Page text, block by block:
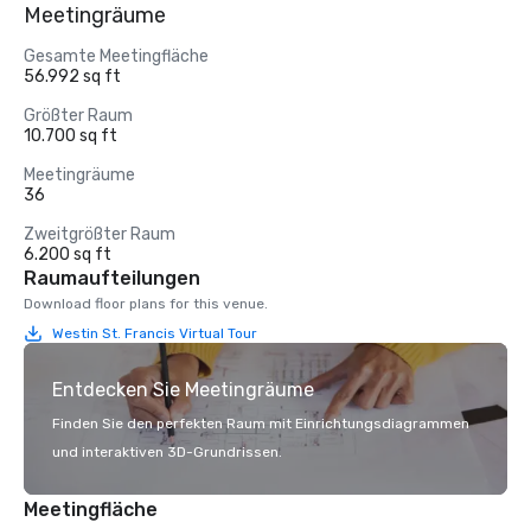
Meetingräume
Gesamte Meetingfläche
56.992 sq ft
Größter Raum
10.700 sq ft
Meetingräume
36
Zweitgrößter Raum
6.200 sq ft
Raumaufteilungen
Download floor plans for this venue.
Westin St. Francis Virtual Tour
Entdecken Sie Meetingräume
Finden Sie den perfekten Raum mit Einrichtungsdiagrammen
und interaktiven 3D-Grundrissen.
Meetingfläche